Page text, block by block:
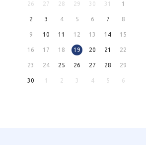
26 27 28 29 30 31 1
2 3 4 5 6 7 8
9 10 11 12 13 14 15
16 17 18 19 20 21 22
23 24 25 26 27 28 29
30 1 2 3 4 5 6